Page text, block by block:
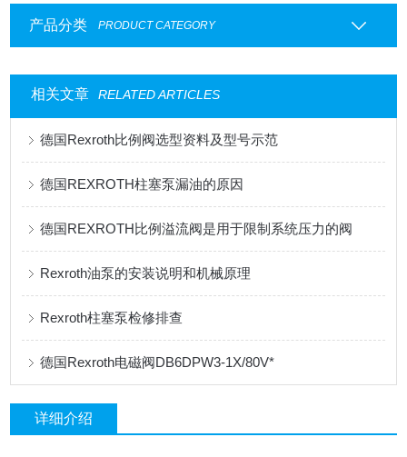
产品分类 PRODUCT CATEGORY
相关文章 RELATED ARTICLES
德国Rexroth比例阀选型资料及型号示范
德国REXROTH柱塞泵漏油的原因
德国REXROTH比例溢流阀是用于限制系统压力的阀
Rexroth油泵的安装说明和机械原理
Rexroth柱塞泵检修排查
德国Rexroth电磁阀DB6DPW3-1X/80V*
详细介绍